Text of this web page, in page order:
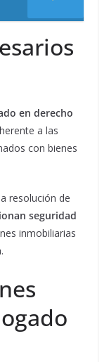
en derecho
a las
con bienes
resolución de
seguridad
inmobiliarias